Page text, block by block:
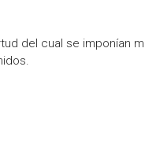
del cual se imponían